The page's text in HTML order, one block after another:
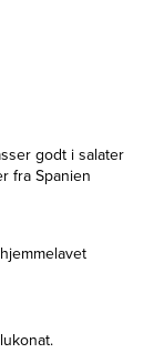
godt i salater
fra Spanien